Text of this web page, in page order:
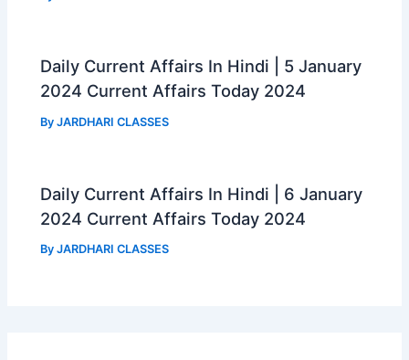
Daily Current Affairs In Hindi | 5 January
2024 Current Affairs Today 2024
ByJARDHARI CLASSES
Daily Current Affairs In Hindi | 6 January
2024 Current Affairs Today 2024
ByJARDHARI CLASSES